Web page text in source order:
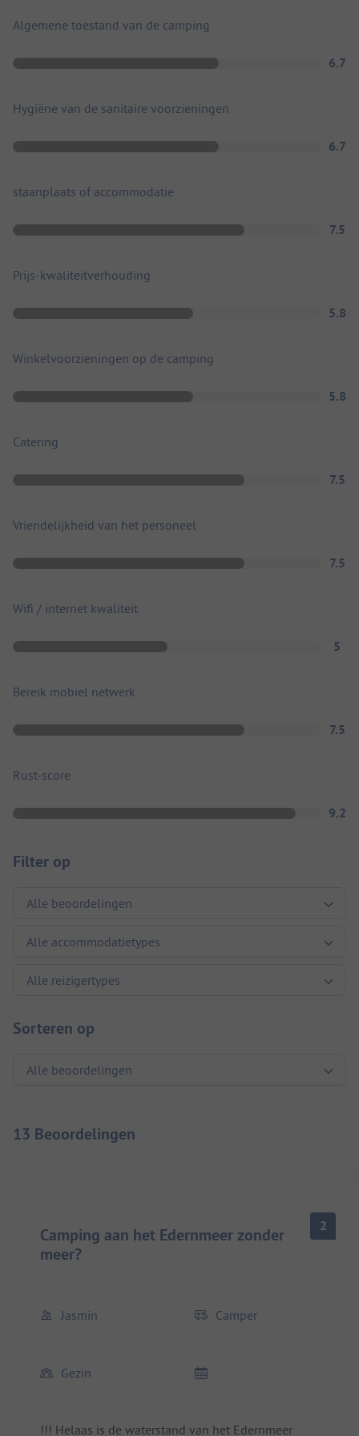
Algemene toestand van de camping
6.7
Hygiëne van de sanitaire voorzieningen
6.7
staanplaats of accommodatie
7.5
Prijs-kwaliteitverhouding
5.8
Winkelvoorzieningen op de camping
5.8
Catering
7.5
Vriendelijkheid van het personeel
7.5
Wifi / internet kwaliteit
5
Bereik mobiel netwerk
7.5
Rust-score
9.2
Filter op
Sorteren op
13 Beoordelingen
Camping aan het Edernmeer zonder
meer?
2
Jasmin Camper
Gezin
!!! Helaas is de waterstand van het Edernmeer